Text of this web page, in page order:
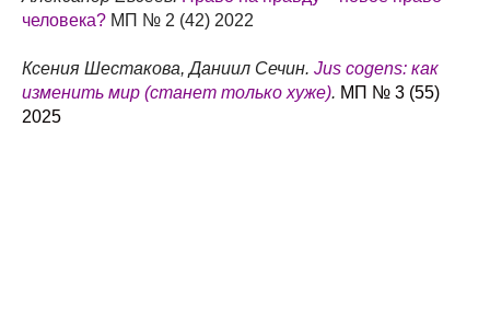
человека? МП № 2 (42) 2022
Ксения Шестакова, Даниил Сечин. Jus cogens: как
изменить мир (станет только хуже). МП № 3 (55)
2025